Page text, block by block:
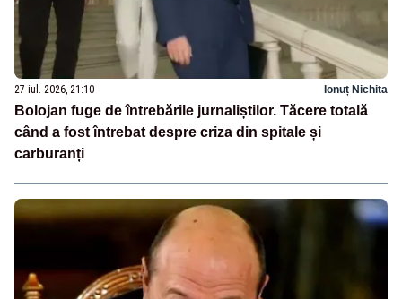
27 iul. 2026, 21:10 Ionuț Nichita
Bolojan fuge de întrebările jurnaliștilor. Tăcere totală
când a fost întrebat despre criza din spitale și
carburanți